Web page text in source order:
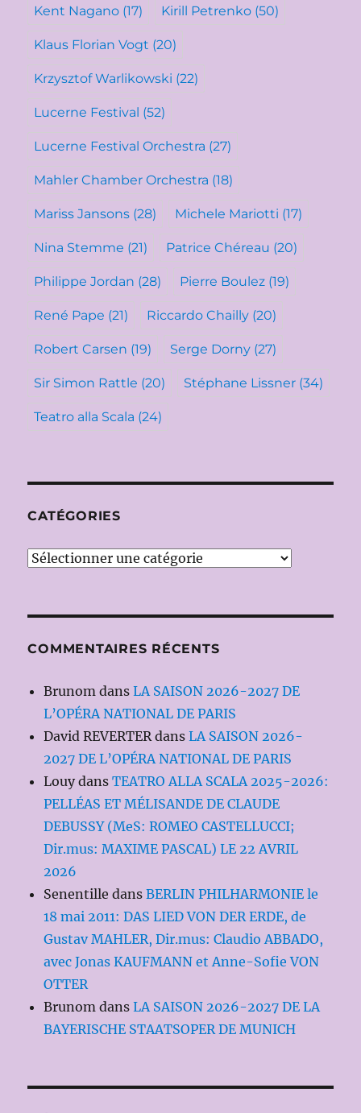
Kent Nagano (17) Kirill Petrenko (50)
Klaus Florian Vogt (20)
Krzysztof Warlikowski (22)
Lucerne Festival (52)
Lucerne Festival Orchestra (27)
Mahler Chamber Orchestra (18)
Mariss Jansons (28) Michele Mariotti (17)
Nina Stemme (21) Patrice Chéreau (20)
Philippe Jordan (28) Pierre Boulez (19)
René Pape (21) Riccardo Chailly (20)
Robert Carsen (19) Serge Dorny (27)
Sir Simon Rattle (20) Stéphane Lissner (34)
Teatro alla Scala (24)
CATÉGORIES
Catégories
COMMENTAIRES RÉCENTS
Brunom dansLA SAISON 2026-2027 DE
L’OPÉRA NATIONAL DE PARIS
David REVERTER dansLA SAISON 2026-
2027 DE L’OPÉRA NATIONAL DE PARIS
LouydansTEATRO ALLA SCALA 2025-2026:
PELLÉAS ET MÉLISANDE DE CLAUDE
DEBUSSY (MeS: ROMEO CASTELLUCCI;
Dir.mus: MAXIME PASCAL) LE 22 AVRIL
2026
Senentille dansBERLIN PHILHARMONIE le
18 mai 2011: DAS LIED VON DER ERDE, de
Gustav MAHLER, Dir.mus: Claudio ABBADO,
avec Jonas KAUFMANN et Anne-Sofie VON
OTTER
Brunom dansLA SAISON 2026-2027 DE LA
BAYERISCHE STAATSOPER DE MUNICH